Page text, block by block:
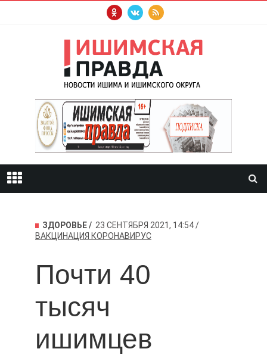
ЗДОРОВЬЕ
23 СЕНТЯБРЯ 2021, 14:54
ВАКЦИНАЦИЯ КОРОНАВИРУС
Почти 40
тысяч
ишимцев